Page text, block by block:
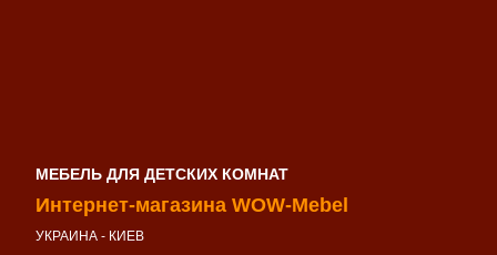
МЕБЕЛЬ ДЛЯ ДЕТСКИХ КОМНАТ
Интернет-магазина WOW-Mebel
УКРАИНА - КИЕВ